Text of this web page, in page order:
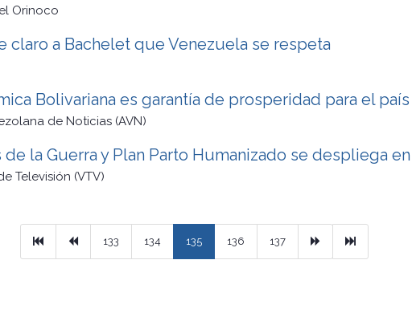
Orinoco
claro a Bachelet que Venezuela se respeta
Bolivariana es garantía de prosperidad para el país
de Noticias (AVN)
la Guerra y Plan Parto Humanizado se despliega
Televisión (VTV)
PrimeraPrevious
133 134 135 136 137 Next Ultimo